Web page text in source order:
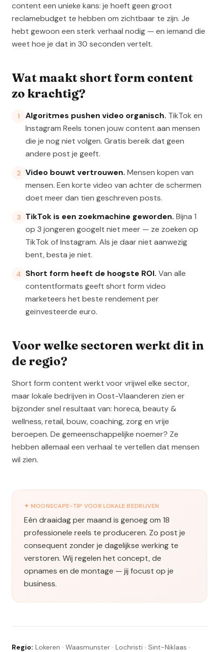
content een unieke kans: je hoeft geen groot
reclamebudget te hebben om zichtbaar te zijn. Je
hebt gewoon een sterk verhaal nodig — en iemand die
weet hoe je dat in 30 seconden vertelt.
Wat maakt short form content
zo krachtig?
1 Algoritmes pushen video organisch. TikTok en
Instagram Reels tonen jouw content aan mensen
die je nog niet volgen. Gratis bereik dat geen
andere post je geeft.
2 Video bouwt vertrouwen. Mensen kopen van
mensen. Een korte video van achter de schermen
doet meer dan tien geschreven posts.
3 TikTok is een zoekmachine geworden. Bijna 1
op 3 jongeren googelt niet meer — ze zoeken op
TikTok of Instagram. Als je daar niet aanwezig
bent, besta je niet.
4 Short form heeft de hoogste ROI. Van alle
contentformats geeft short form video
marketeers het beste rendement per
geïnvesteerde euro.
Voor welke sectoren werkt dit in
de regio?
Short form content werkt voor vrijwel elke sector,
maar lokale bedrijven in Oost-Vlaanderen zien er
bijzonder snel resultaat van: horeca, beauty &
wellness, retail, bouw, coaching, zorg en vrije
beroepen. De gemeenschappelijke noemer? Ze
hebben allemaal een verhaal te vertellen dat mensen
wil zien.
✦ MOONSCAPE-TIP VOOR LOKALE BEDRIJVEN
Eén draaidag per maand is genoeg om 18
professionele reels te produceren. Zo post je
consequent zonder je dagelijkse werking te
verstoren. Wij regelen het concept, de
opnames en de montage — jij focust op je
business.
Regio: Lokeren · Waasmunster · Lochristi · Sint-Niklaas ·